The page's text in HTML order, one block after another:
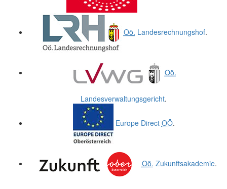
Oö. Landesrechnungshof.
Oö.
Landesverwaltungsgericht.
Europe Direct OÖ.
Oö. Zukunftsakademie.